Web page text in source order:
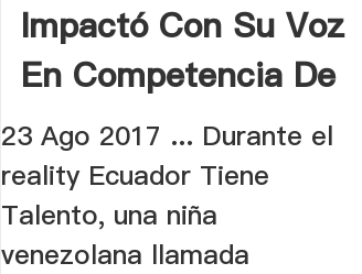
Impactó Con Su Voz
En Competencia De
Canto.
23 Ago 2017 ... Durante el
reality Ecuador Tiene
Talento, una niña
venezolana llamada